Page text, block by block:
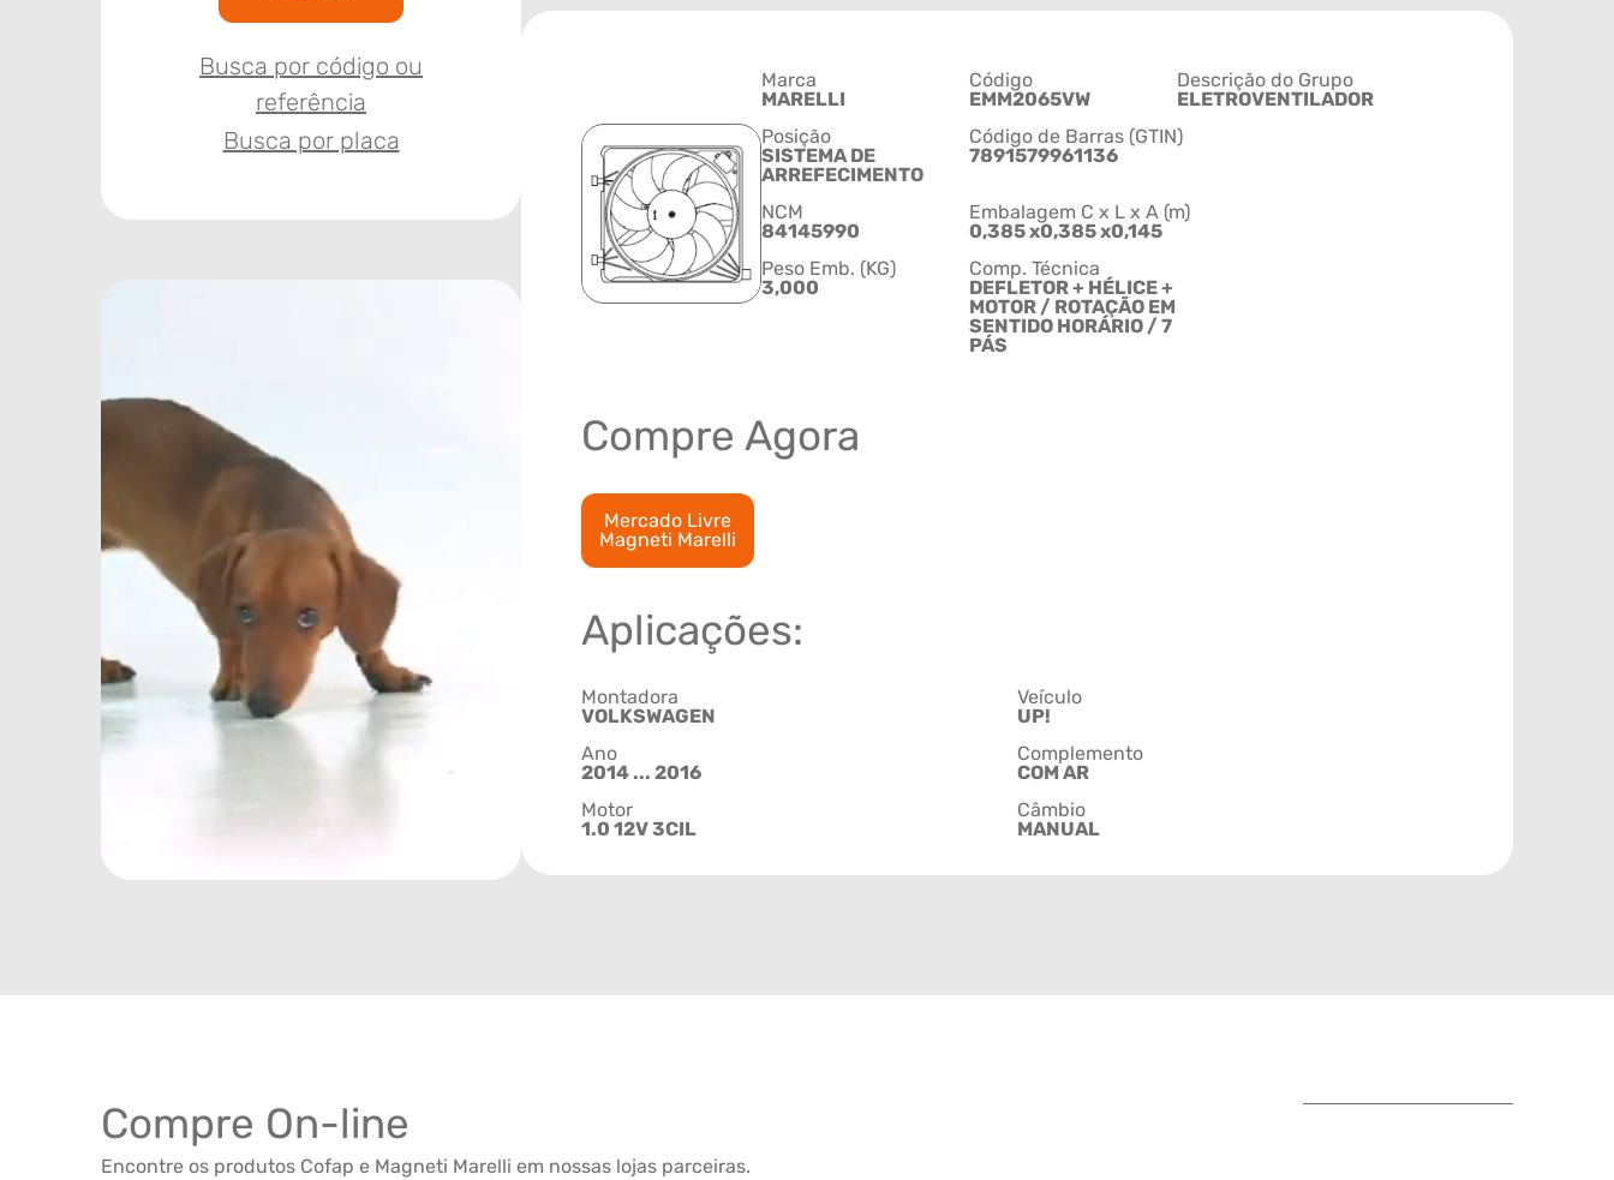
Busca por código ou
referência
Busca por placa
Marca
MARELLI
Código
EMM2065VW
Descrição do Grupo
ELETROVENTILADOR
Posição
SISTEMA DE
ARREFECIMENTO
Código de Barras (GTIN)
7891579961136
NCM
84145990
Embalagem C x L x A (m)
0,385 x0,385 x0,145
Peso Emb. (KG)
3,000
Comp. Técnica
DEFLETOR + HÉLICE +
MOTOR / ROTAÇÃO EM
SENTIDO HORÁRIO / 7
PÁS
Compre Agora
Mercado Livre
Magneti Marelli
Aplicações:
Montadora
VOLKSWAGEN
Veículo
UP!
Ano
2014 ... 2016
Complemento
COM AR
Motor
1.0 12V 3CIL
Câmbio
MANUAL
Compre On-line
Encontre os produtos Cofap e Magneti Marelli em nossas lojas parceiras.